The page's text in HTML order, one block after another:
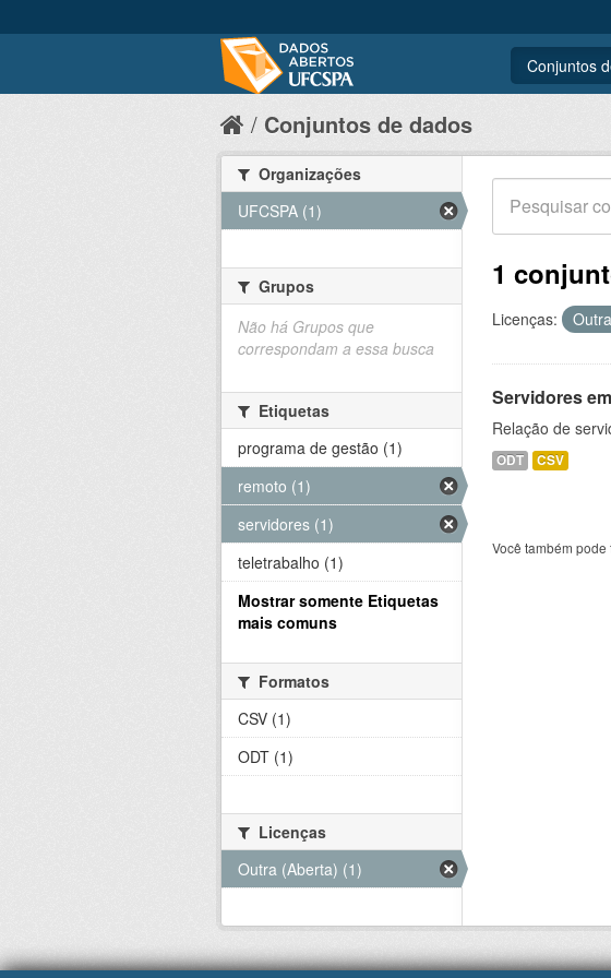
Conjuntos
Conjuntos de dados
1
Licenças:
Servidores
Relação de
ODT CSV
Você também
Organizações
UFCSPA (1)
Grupos
Não há Grupos que
correspondam a essa busca
Etiquetas
programa de gestão (1)
remoto (1)
servidores (1)
teletrabalho (1)
Mostrar somente Etiquetas
mais comuns
Formatos
CSV (1)
ODT (1)
Licenças
Outra (Aberta) (1)